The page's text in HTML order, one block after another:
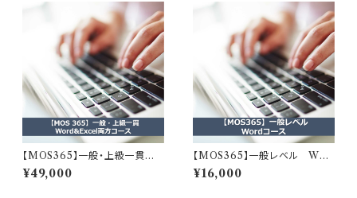
【MOS365】一般・上級一貫Wo
rd&Excel両方コース
¥49,000
【MOS365】一般レベル Wor
dコース
¥16,000